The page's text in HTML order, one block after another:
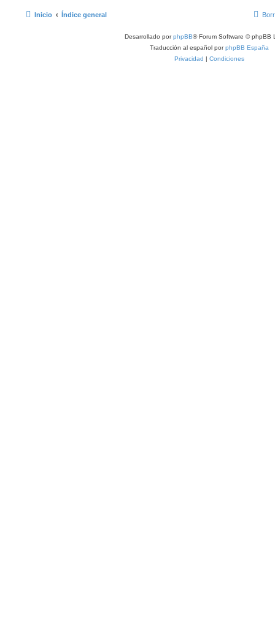
Inicio Índice general
Desarrollado porphpBB® Forum Software © phpBB
Traducción al español porphpBB España
Privacidad | Condiciones